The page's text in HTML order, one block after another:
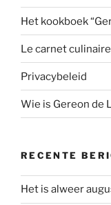
Het kookboek
Le carnet
Privacybeleid
Wie is Gereon de
RECENTE
Het is alweer